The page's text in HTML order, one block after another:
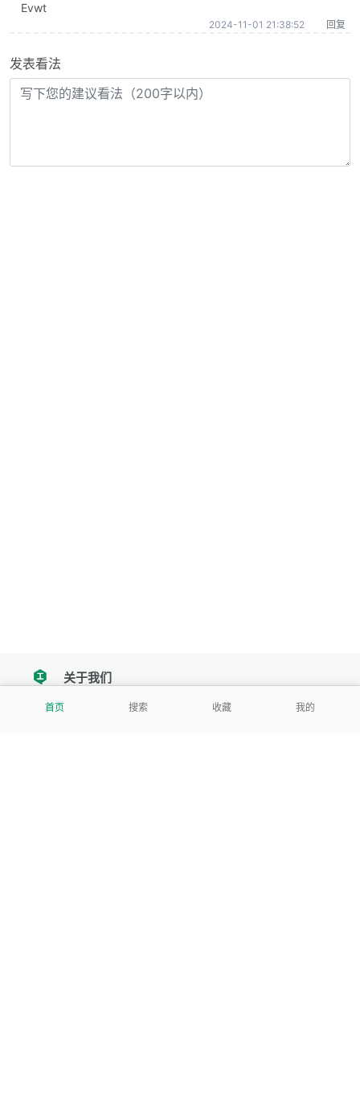
Evwt
2024-11-01 21:38:52 回复
发表看法
首页 搜索 收藏 我的
tencent关于我们
我们努力把每一个工具做成批量处理的产品